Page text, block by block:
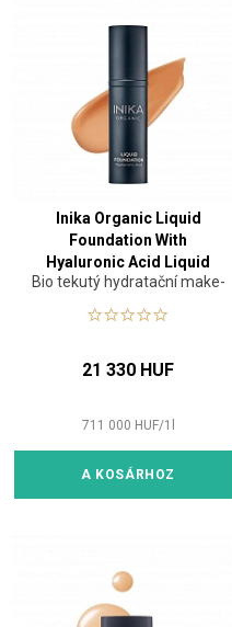
Inika Organic Liquid
Foundation With
Hyaluronic Acid Liquid
Make-Up Honey 30 ml
Bio tekutý hydratační make-
21 330 HUF
711 000 HUF/1
A KOSÁRHOZ